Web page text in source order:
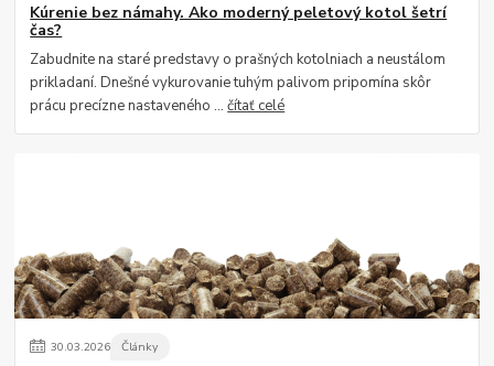
Kúrenie bez námahy. Ako moderný peletový kotol šetrí
čas?
Zabudnite na staré predstavy o prašných kotolniach a neustálom
prikladaní. Dnešné vykurovanie tuhým palivom pripomína skôr
prácu precízne nastaveného ...čítať celé
30.03.2026 Články